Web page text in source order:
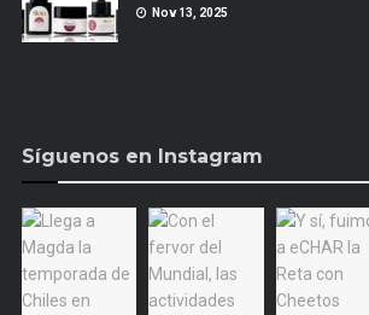
Nov 13, 2025
Síguenos en Instagram